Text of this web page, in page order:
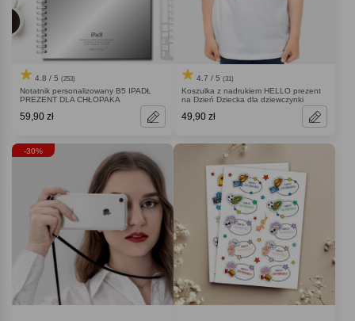
4.8 / 5 (253)
Notatnik personalizowany B5 IPADŁ
PREZENT DLA CHŁOPAKA
59,90 zł
4.7 / 5 (31)
Koszulka z nadrukiem HELLO prezent
na Dzień Dziecka dla dziewczynki
49,90 zł
-30%